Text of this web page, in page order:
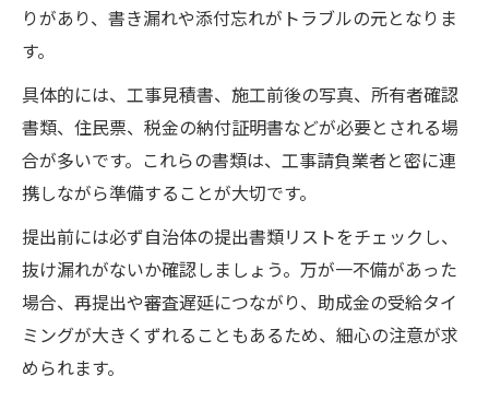
りがあり、書き漏れや添付忘れがトラブルの元となりま
す。
具体的には、工事見積書、施工前後の写真、所有者確認
書類、住民票、税金の納付証明書などが必要とされる場
合が多いです。これらの書類は、工事請負業者と密に連
携しながら準備することが大切です。
提出前には必ず自治体の提出書類リストをチェックし、
抜け漏れがないか確認しましょう。万が一不備があった
場合、再提出や審査遅延につながり、助成金の受給タイ
ミングが大きくずれることもあるため、細心の注意が求
められます。